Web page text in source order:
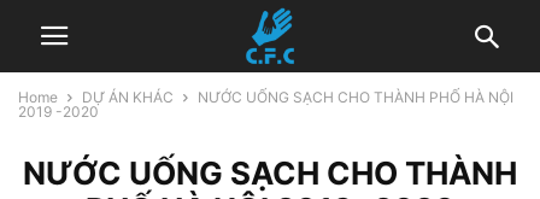
Home DỰ ÁN KHÁC
NƯỚC UỐNG SẠCH CHO THÀNH PHỐ HÀ NỘI
2019 -2020
NƯỚC UỐNG SẠCH CHO THÀNH